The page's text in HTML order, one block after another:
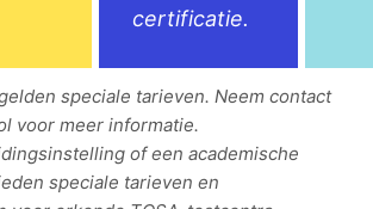
certificatie.
speciale tarieven. Neem contact
voor meer informatie.
of een academische
speciale tarieven en